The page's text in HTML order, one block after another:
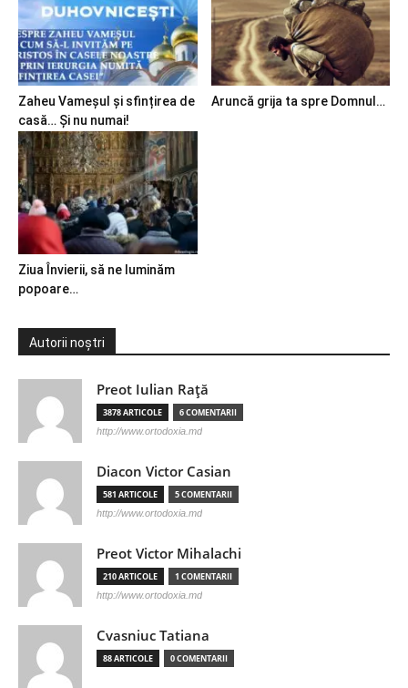
Zaheu Vameșul și sfințirea de
casă… Și nu numai!
Aruncă grija ta spre Domnul…
Ziua Învierii, să ne luminăm
popoare…
Autorii noștri
Preot Iulian Raţă
3878 ARTICOLE 6 COMENTARII
http://www.ortodoxia.md
Diacon Victor Casian
581 ARTICOLE 5 COMENTARII
http://www.ortodoxia.md
Preot Victor Mihalachi
210 ARTICOLE 1 COMENTARII
http://www.ortodoxia.md
Cvasniuc Tatiana
88 ARTICOLE 0 COMENTARII